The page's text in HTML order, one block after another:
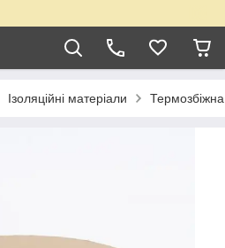
Ізоляційні матеріали